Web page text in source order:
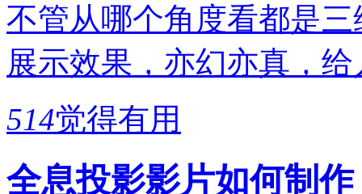
不管从哪个角度看都是
展示效果，亦幻亦真，
514觉得有用
全息投影影片如何制作